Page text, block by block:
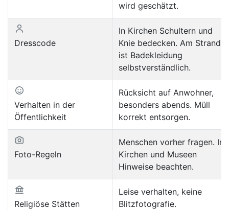
wird geschätzt.
Dresscode
In Kirchen Schultern und
Knie bedecken. Am Strand
ist Badekleidung
selbstverständlich.
Verhalten in der
Öffentlichkeit
Rücksicht auf Anwohner,
besonders abends. Müll
korrekt entsorgen.
Foto-Regeln
Menschen vorher fragen. In
Kirchen und Museen
Hinweise beachten.
Religiöse Stätten
Leise verhalten, keine
Blitzfotografie.